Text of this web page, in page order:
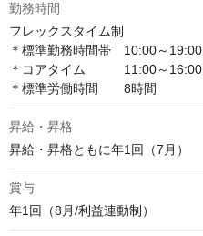
勤務時間
フレックスタイム制
＊標準勤務時間帯　10:00～19:00
＊コアタイム　　　11:00～16:00
＊標準労働時間　　8時間
昇給・昇格
昇給・昇格ともに年1回（7月）
賞与
年1回（8月/利益連動制）